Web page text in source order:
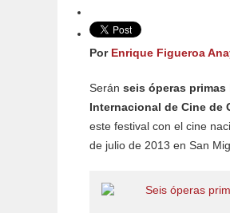
Por Enrique Figueroa
Serán seis óperas
Internacional de Cine de
este festival con el cine
de julio de 2013 en San